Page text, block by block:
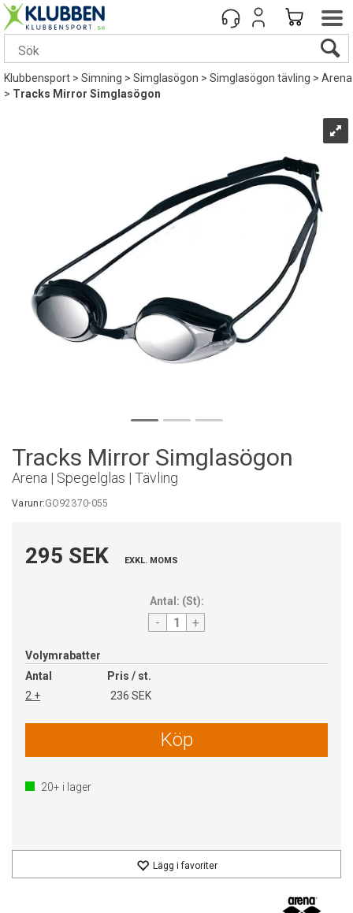
Klubbensport>Simning>Simglasögon>Simglasögon tävling>Arena
>Tracks Mirror Simglasögon
Tracks Mirror Simglasögon
Arena | Spegelglas | Tävling
Varunr:GO92370-055
295 SEK EXKL. MOMS
Antal: (St):
- +
Volymrabatter
Antal
Pris / st.
2 +
236 SEK
Köp
20+ i lager
Lägg i favoriter